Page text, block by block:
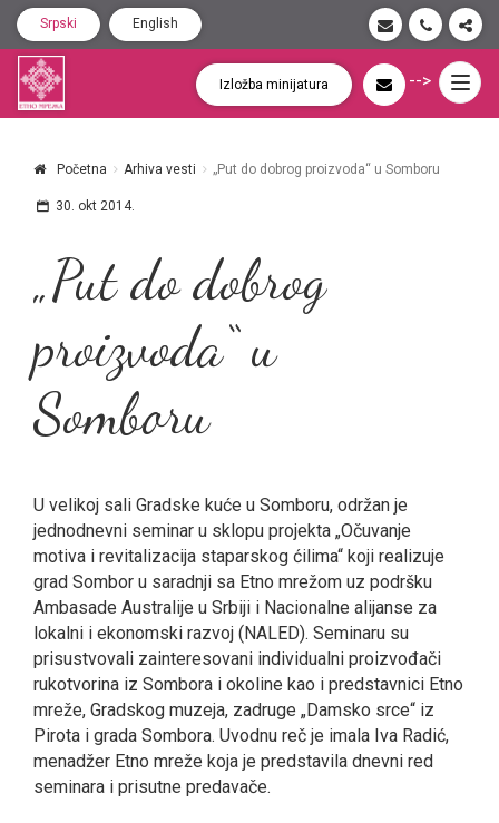
Srpski English
Izložba minijatura -->
Početna Arhiva vesti „Put do dobrog proizvoda“ u Somboru
30. okt 2014.
„Put do dobrog
proizvoda“ u
Somboru
U velikoj sali Gradske kuće u Somboru, održan je
jednodnevni seminar u sklopu projekta „Očuvanje
motiva i revitalizacija staparskog ćilima“ koji realizuje
grad Sombor u saradnji sa Etno mrežom uz podršku
Ambasade Australije u Srbiji i Nacionalne alijanse za
lokalni i ekonomski razvoj (NALED). Seminaru su
prisustvovali zainteresovani individualni proizvođači
rukotvorina iz Sombora i okoline kao i predstavnici Etno
mreže, Gradskog muzeja, zadruge „Damsko srce“ iz
Pirota i grada Sombora. Uvodnu reč je imala Iva Radić,
menadžer Etno mreže koja je predstavila dnevni red
seminara i prisutne predavače.